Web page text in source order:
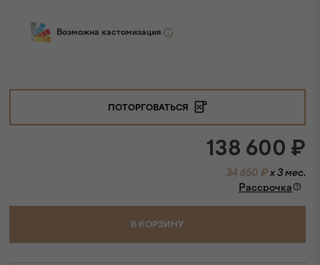
Возможна кастомизация
ПОТОРГОВАТЬСЯ
138 600 ₽
34 650 ₽x 3 мес.
Рассрочка
В КОРЗИНУ